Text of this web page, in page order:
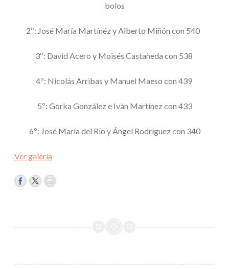
bolos
2º: José María Martínéz y Alberto Miñón con 540
3º: David Acero y Moisés Castañeda con 538
4º: Nicolás Arribas y Manuel Maeso con 439
5º: Gorka González e Iván Martínez con 433
6º: José María del Río y Ángel Rodríguez con 340
Ver galería